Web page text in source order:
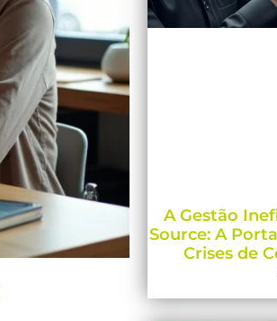
A Gestão
Source: A
Crises de